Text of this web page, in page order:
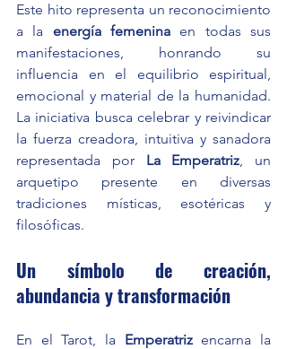
Este hito representa un reconocimiento
a la energía femenina en todas sus
manifestaciones, honrando su
influencia en el equilibrio espiritual,
emocional y material de la humanidad.
La iniciativa busca celebrar y reivindicar
la fuerza creadora, intuitiva y sanadora
representada por La Emperatriz, un
arquetipo presente en diversas
tradiciones místicas, esotéricas y
filosóficas.
Un símbolo de creación,
abundancia y transformación
En el Tarot, la Emperatriz encarna la